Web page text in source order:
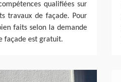
qualifiées sur
travaux de façade. Pour
faits selon la demande
façade est gratuit.